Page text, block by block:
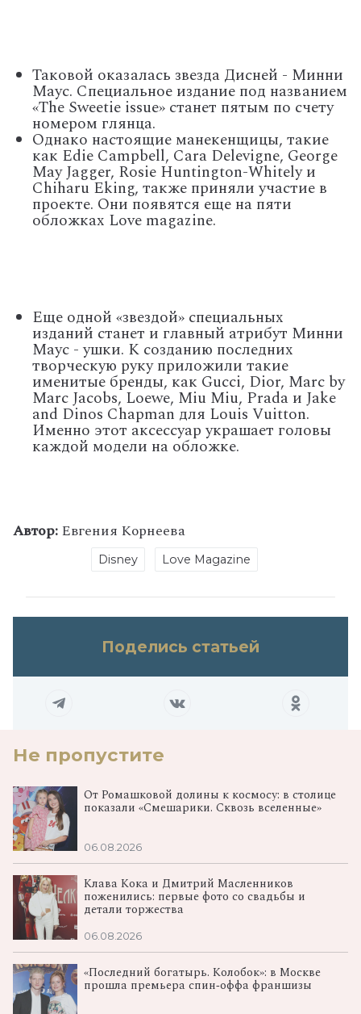
Таковой оказалась звезда Дисней - Минни
Маус. Специальное издание под названием
«The Sweetie issue» станет пятым по счету
номером глянца.
Однако настоящие манекенщицы, такие
как Edie Campbell, Cara Delevigne, George
May Jagger, Rosie Huntington-Whitely и
Chiharu Eking, также приняли участие в
проекте. Они появятся еще на пяти
обложках Love magazine.
Еще одной «звездой» специальных
изданий станет и главный атрибут Минни
Маус - ушки. К созданию последних
творческую руку приложили такие
именитые бренды, как Gucci, Dior, Marc by
Marc Jacobs, Loewe, Miu Miu, Prada и Jake
and Dinos Chapman для Louis Vuitton.
Именно этот аксессуар украшает головы
каждой модели на обложке.
Автор:Евгения Корнеева
Disney Love Magazine
Поделись статьей
Не пропустите
От Ромашковой долины к космосу: в столице
показали «Смешарики. Сквозь вселенные»
06.08.2026
Клава Кока и Дмитрий Масленников
поженились: первые фото со свадьбы и
детали торжества
06.08.2026
«Последний богатырь. Колобок»: в Москве
прошла премьера спин‑оффа франшизы